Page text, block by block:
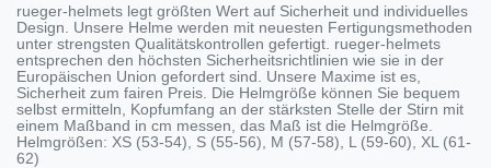
rueger-helmets legt größten Wert auf Sicherheit und individuelles
Design. Unsere Helme werden mit neuesten Fertigungsmethoden
unter strengsten Qualitätskontrollen gefertigt. rueger-helmets
entsprechen den höchsten Sicherheitsrichtlinien wie sie in der
Europäischen Union gefordert sind. Unsere Maxime ist es,
Sicherheit zum fairen Preis. Die Helmgröße können Sie bequem
selbst ermitteln, Kopfumfang an der stärksten Stelle der Stirn mit
einem Maßband in cm messen, das Maß ist die Helmgröße.
Helmgrößen: XS (53-54), S (55-56), M (57-58), L (59-60), XL (61-
62)